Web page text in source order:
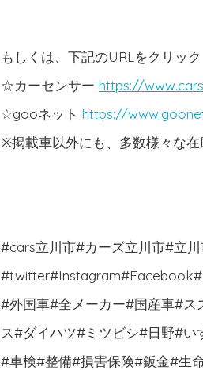
もしくは、下記のURLをクリック
☆カーセンサー https://
☆gooネット https://
※掲載車以外にも、多数様々な
#cars立川市#カーズ立川市#立
#外国車#全メーカー#国産車#
ス#ダイハツ#ミツビシ#日野#
#車検#整備#損害保険#鈑金#生